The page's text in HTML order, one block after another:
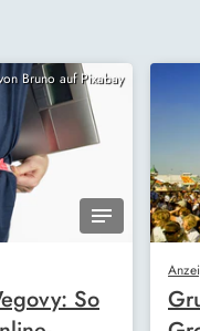
Bruno auf Pixabay
So